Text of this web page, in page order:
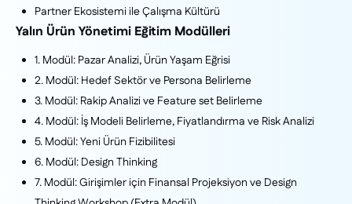
Partner Ekosistemi ile Çalışma Kültürü
Yalın Ürün Yönetimi Eğitim Modülleri
1. Modül: Pazar Analizi, Ürün Yaşam Eğrisi
2. Modül: Hedef Sektör ve Persona Belirleme
3. Modül: Rakip Analizi ve Feature set Belirleme
4. Modül: İş Modeli Belirleme, Fiyatlandırma ve Risk Analizi
5. Modül: Yeni Ürün Fizibilitesi
6. Modül: Design Thinking
7. Modül: Girişimler için Finansal Projeksiyon ve Design